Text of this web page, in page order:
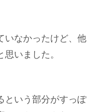
いなかったけど、他
いました。
という部分がすっぽ